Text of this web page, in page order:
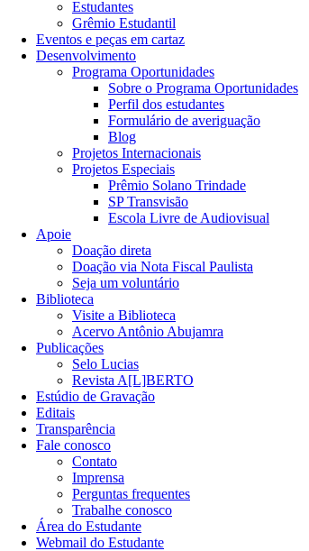
Estudantes
Grêmio Estudantil
Eventos e peças em cartaz
Desenvolvimento
Programa Oportunidades
Sobre o Programa Oportunidades
Perfil dos estudantes
Formulário de averiguação
Blog
Projetos Internacionais
Projetos Especiais
Prêmio Solano Trindade
SP Transvisão
Escola Livre de Audiovisual
Apoie
Doação direta
Doação via Nota Fiscal Paulista
Seja um voluntário
Biblioteca
Visite a Biblioteca
Acervo Antônio Abujamra
Publicações
Selo Lucias
Revista A[L]BERTO
Estúdio de Gravação
Editais
Transparência
Fale conosco
Contato
Imprensa
Perguntas frequentes
Trabalhe conosco
Área do Estudante
Webmail do Estudante